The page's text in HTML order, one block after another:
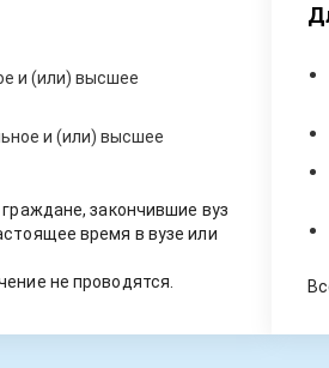
и (или) высшее
и (или) высшее
закончившие вуз
время в вузе или
не проводятся.